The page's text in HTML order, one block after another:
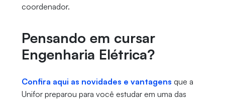
coordenador.
Pensando em cursar
Engenharia Elétrica?
Confira aqui as novidades e vantagens que a
Unifor preparou para você estudar em uma das